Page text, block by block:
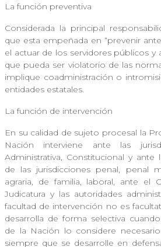
La función preventiva
Considerada la principal
que esta empeñada en “prevenir
el actuar de los servidores públicos y
que pueda ser violatorio de las
implique coadministración o
entidades estatales.
La función de intervención
En su calidad de sujeto procesal la
Nación interviene ante las
Administrativa, Constitucional y ante
de las jurisdicciones penal, penal
agraria, de familia, laboral, ante el
Judicatura y las autoridades
facultad de intervención no es
desarrolla de forma selectiva
de la Nación lo considere
siempre que se desarrolle en